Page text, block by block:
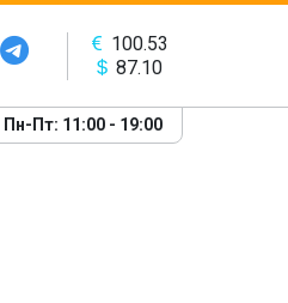
100.53
87.10
Пн-Пт: 11:00 - 19:00